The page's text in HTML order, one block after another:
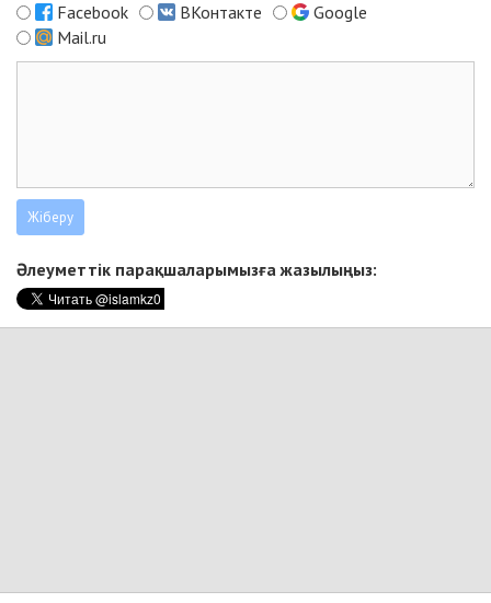
Facebook
ВКонтакте
Google
Mail.ru
Әлеуметтік парақшаларымызға жазылыңыз: